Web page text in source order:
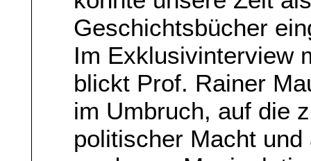
Geschichtsbücher
Im Exklusivinterview
blickt Prof. Rainer
im Umbruch, auf die
politischer Macht